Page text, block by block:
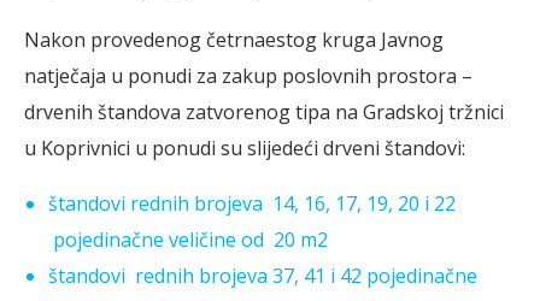
Nakon provedenog četrnaestog kruga Javnog
natječaja u ponudi za zakup poslovnih prostora –
drvenih štandova zatvorenog tipa na Gradskoj tržnici
u Koprivnici u ponudi su slijedeći drveni štandovi:
štandovi rednih brojeva 14, 16, 17, 19, 20 i 22
pojedinačne veličine od 20 m2
štandovi rednih brojeva 37, 41 i 42 pojedinačne